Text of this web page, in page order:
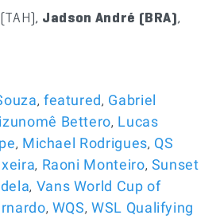
Jadson André (BRA),
, featured, Gabriel
Bettero, Lucas
, Michael Rodrigues, QS
, Raoni Monteiro, Sunset
, Vans World Cup of
, WQS,WSL Qualifying